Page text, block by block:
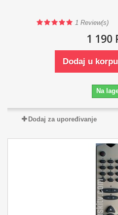
1 Review(s)
1 190
Dodaj u korpu
Na
Dodaj za upoređivanje